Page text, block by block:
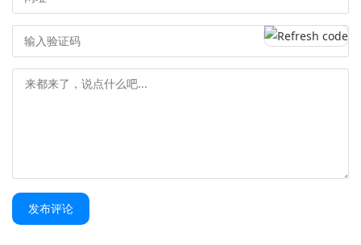
发布评论